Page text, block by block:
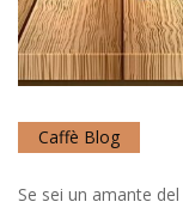
Caffè Blog
Se sei un amante